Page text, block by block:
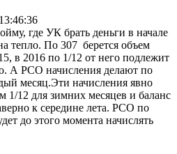
где УК брать деньги в начале
тепло. По 307 берется объем
в 2016 по 1/12 от него подлежит
А РСО начисления делают по
месяц.Эти начисления явно
1/12 для зимних месяцев и баланс
к середине лета. РСО по
до этого момента начислять